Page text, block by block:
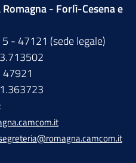
- Forlì-Cesena e
- 47121 (sede legale)